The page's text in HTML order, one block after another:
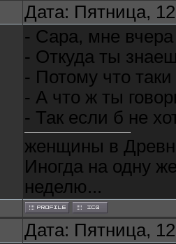
Дата: Пятница,
- Сара, мне
- Откуда ты
- Потому что
- А что ж ты
- Так если б не
женщины в
Иногда на одну
неделю...
Дата: Пятница,